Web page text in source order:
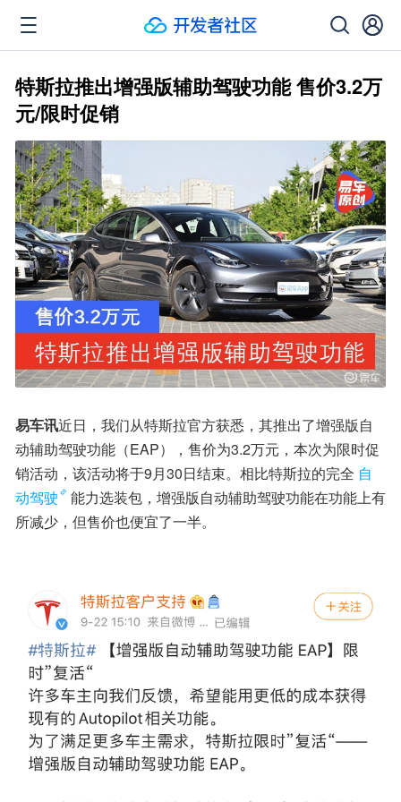
特斯拉推出增强版辅助驾驶功能 售价3.2万
元/限时促销
易车讯近日，我们从特斯拉官方获悉，其推出了增强版自
动辅助驾驶功能（EAP），售价为3.2万元，本次为限时促
销活动，该活动将于9月30日结束。相比特斯拉的完全 自
动驾驶
能力选装包，增强版自动辅助驾驶功能在功能上有
所减少，但售价也便宜了一半。